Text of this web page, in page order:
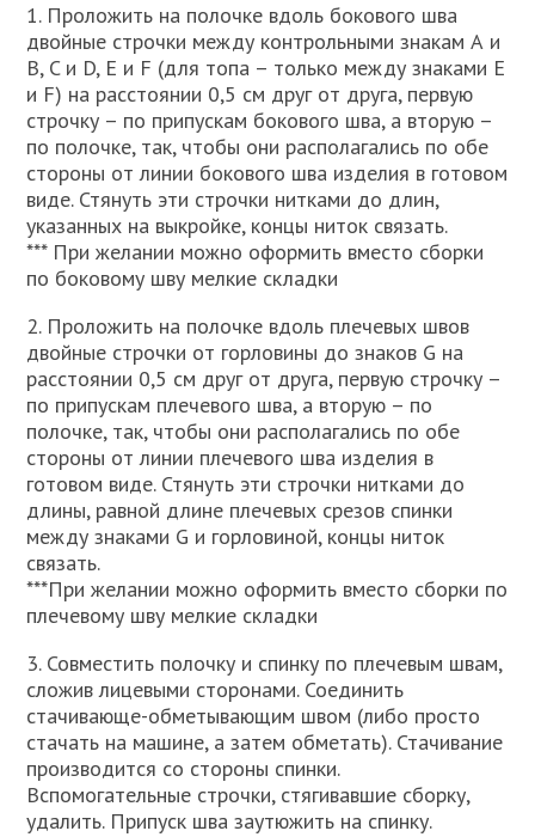
1. Проложить на полочке вдоль бокового шва
двойные строчки между контрольными знакам А и
В, C и D, E и F (для топа – только между знаками E
и F) на расстоянии 0,5 см друг от друга, первую
строчку – по припускам бокового шва, а вторую –
по полочке, так, чтобы они располагались по обе
стороны от линии бокового шва изделия в готовом
виде. Стянуть эти строчки нитками до длин,
указанных на выкройке, концы ниток связать.
*** При желании можно оформить вместо сборки
по боковому шву мелкие складки
2. Проложить на полочке вдоль плечевых швов
двойные строчки от горловины до знаков G на
расстоянии 0,5 см друг от друга, первую строчку –
по припускам плечевого шва, а вторую – по
полочке, так, чтобы они располагались по обе
стороны от линии плечевого шва изделия в
готовом виде. Стянуть эти строчки нитками до
длины, равной длине плечевых срезов спинки
между знаками G и горловиной, концы ниток
связать.
***При желании можно оформить вместо сборки по
плечевому шву мелкие складки
3. Совместить полочку и спинку по плечевым швам,
сложив лицевыми сторонами. Соединить
стачивающе-обметывающим швом (либо просто
стачать на машине, а затем обметать). Стачивание
производится со стороны спинки.
Вспомогательные строчки, стягивавшие сборку,
удалить. Припуск шва заутюжить на спинку.